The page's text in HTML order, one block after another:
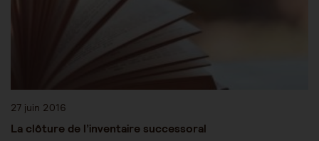
27 juin 2016
La clôture de l’inventaire successoral